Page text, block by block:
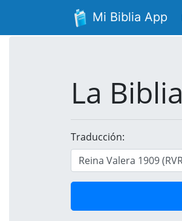
Mi Biblia App
La Biblia
Traducción: